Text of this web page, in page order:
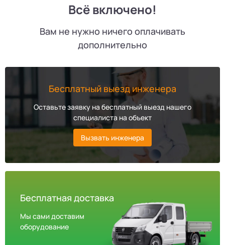
Всё включено!
Вам не нужно ничего оплачивать
дополнительно
Бесплатный выезд инженера
Оставьте заявку на бесплатный выезд нашего
специалиста на объект
Вызвать инженера
Бесплатная доставка
Мы сами доставим
оборудование